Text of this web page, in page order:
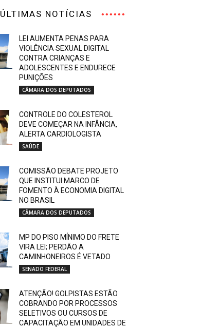
ÚLTIMAS NOTÍCIAS
LEI AUMENTA PENAS PARA
VIOLÊNCIA SEXUAL DIGITAL
CONTRA CRIANÇAS E
ADOLESCENTES E ENDURECE
PUNIÇÕES
CÂMARA DOS DEPUTADOS
CONTROLE DO COLESTEROL
DEVE COMEÇAR NA INFÂNCIA,
ALERTA CARDIOLOGISTA
SAÚDE
COMISSÃO DEBATE PROJETO
QUE INSTITUI MARCO DE
FOMENTO À ECONOMIA DIGITAL
NO BRASIL
CÂMARA DOS DEPUTADOS
MP DO PISO MÍNIMO DO FRETE
VIRA LEI; PERDÃO A
CAMINHONEIROS É VETADO
SENADO FEDERAL
ATENÇÃO! GOLPISTAS ESTÃO
COBRANDO POR PROCESSOS
SELETIVOS OU CURSOS DE
CAPACITAÇÃO EM UNIDADES DE